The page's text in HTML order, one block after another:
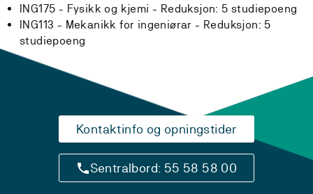
ING175 - Fysikk og kjemi - Reduksjon: 5 studiepoeng
ING113 - Mekanikk for ingeniørar - Reduksjon: 5
studiepoeng
Kontaktinfo og opningstider
Sentralbord: 55 58 58 00